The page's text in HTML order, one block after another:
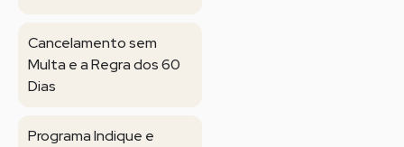
Cancelamento sem
Multa e a Regra dos 60
Dias
Programa Indique e